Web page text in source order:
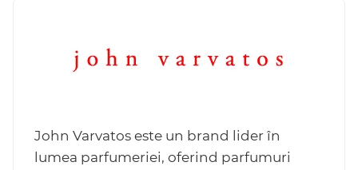
John Varvatos este un brand lider în
lumea parfumeriei, oferind parfumuri